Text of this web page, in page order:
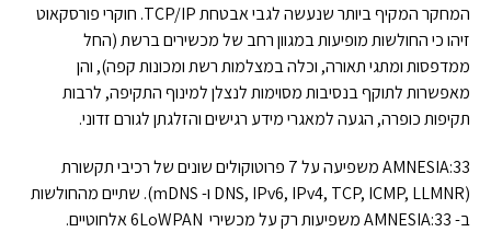
המחקר המקיף ביותר שנעשה לגבי אבטחת TCP/IP. חוקרי פורסקאוט
זיהו כי החולשות מופיעות במגוון רחב של מכשירים ברשת (החל
ממדפסות ומתגי תאורה, וכלה במצלמות רשת ומכונות קפה), והן
מאפשרות לתוקף בנסיבות מסוימות לנצלן למינוף התקיפה, לרבות
תקיפות כופרה, הגעה למאגרי מידע רגישים והזלגתן לגורם זדוני.
AMNESIA:33 משפיעה על 7 פרוטוקולים שונים של רכיבי תקשורת
(DNS, IPv6, IPv4, TCP, ICMP, LLMNR ו- mDNS). שתיים מהחולשות
ב- AMNESIA:33 משפיעות רק על מכשירי 6LoWPAN אלחוטיים.